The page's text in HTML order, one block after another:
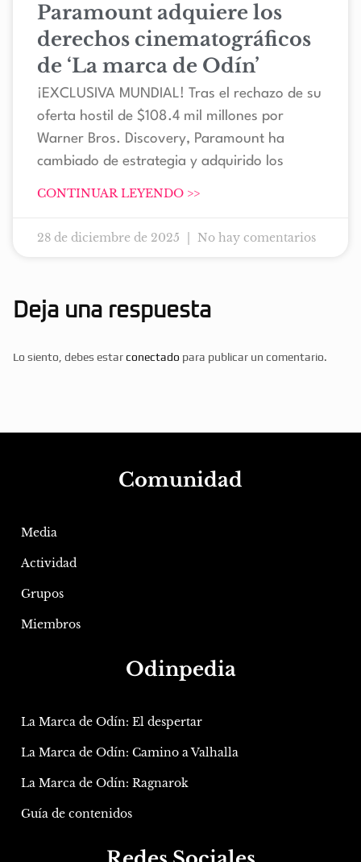
Paramount adquiere los
derechos cinematográficos
de ‘La marca de Odín’
¡EXCLUSIVA MUNDIAL! Tras el rechazo de su
oferta hostil de $108.4 mil millones por
Warner Bros. Discovery, Paramount ha
cambiado de estrategia y adquirido los
CONTINUAR LEYENDO >>
28 de diciembre de 2025 No hay comentarios
Deja una respuesta
Lo siento, debes estarconectado para publicar un comentario.
Comunidad
Media
Actividad
Grupos
Miembros
Odinpedia
La Marca de Odín: El despertar
La Marca de Odín: Camino a Valhalla
La Marca de Odín: Ragnarok
Guía de contenidos